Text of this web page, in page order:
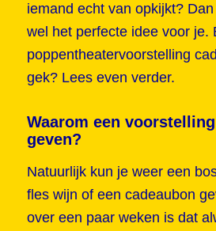
iemand echt van opkijkt?
wel het perfecte idee voor je.
poppentheatervoorstelling
gek? Lees even verder.
Waarom een
geven?
Natuurlijk kun je weer een
fles wijn of een cadeaubon
over een paar weken is dat